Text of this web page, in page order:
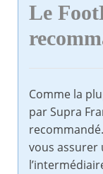
Le
Comme la
par Supra
vous assurer